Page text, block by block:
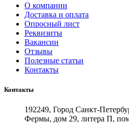
О компании
Доставка и оплата
Опросный лист
Реквизиты
Вакансии
Отзывы
Полезные статьи
Контакты
Контакты
192249, Город Санкт-
Фермы, дом 29, литера П,